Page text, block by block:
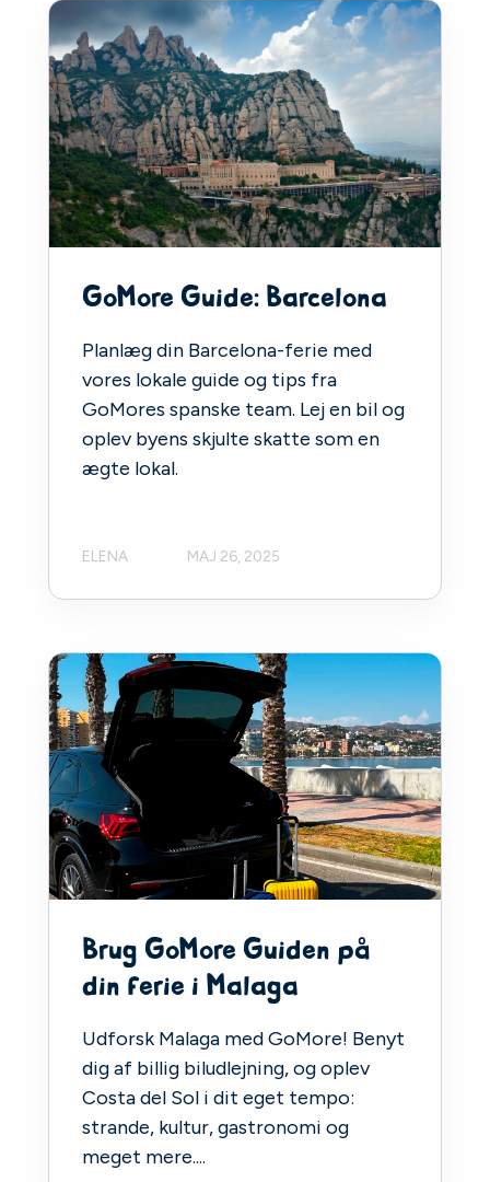
GoMore Guide: Barcelona
Planlæg din Barcelona-ferie med
vores lokale guide og tips fra
GoMores spanske team. Lej en bil og
oplev byens skjulte skatte som en
ægte lokal.
ELENA MAJ 26, 2025
Brug GoMore Guiden på
din ferie i Malaga
Udforsk Malaga med GoMore! Benyt
dig af billig biludlejning, og oplev
Costa del Sol i dit eget tempo:
strande, kultur, gastronomi og
meget mere....